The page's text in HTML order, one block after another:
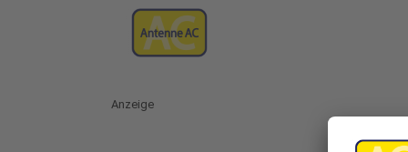
Anzeige